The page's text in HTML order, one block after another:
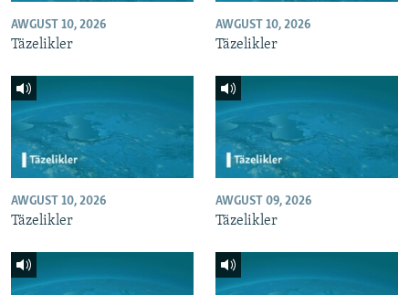
AWGUST 10, 2026
Täzelikler
AWGUST 10, 2026
Täzelikler
AWGUST 10, 2026
Täzelikler
AWGUST 09, 2026
Täzelikler